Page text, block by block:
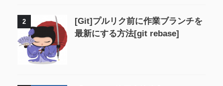
2
[Git]プルリク前に作業ブランチを
最新にする方法[git rebase]